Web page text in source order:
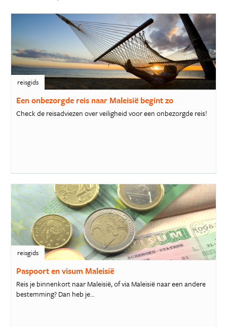
reisgids
Een onbezorgde reis naar Maleisië begint zo
Check de reisadviezen over veiligheid voor een onbezorgde reis!
reisgids
Paspoort en visum Maleisië
Reis je binnenkort naar Maleisië, of via Maleisië naar een andere
bestemming? Dan heb je...